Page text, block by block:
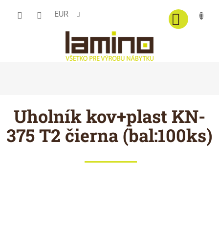
EUR
Uholník kov+plast KN-
375 T2 čierna (bal:100ks)